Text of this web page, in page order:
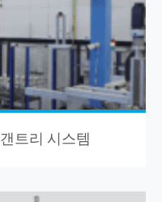
트리 시스템